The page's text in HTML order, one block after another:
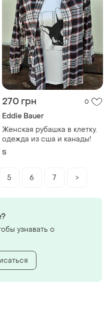
270 грн 0
Eddie Bauer
Женская рубашка в клетку.
одежда из сша и канады!
S
5 6 7 >
узнавать о